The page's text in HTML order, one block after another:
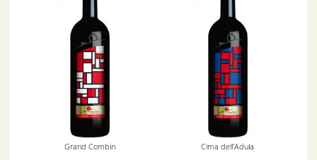
Grand Combin Cima dell'Adula